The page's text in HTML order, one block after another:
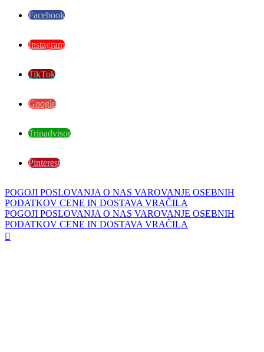
Facebook
Instagram
TikTok
Google
Tripadvisor
Pinterest
POGOJI POSLOVANJA O NAS VAROVANJE OSEBNIH
PODATKOV CENE IN DOSTAVA VRAČILA
POGOJI POSLOVANJA O NAS VAROVANJE OSEBNIH
PODATKOV CENE IN DOSTAVA VRAČILA
